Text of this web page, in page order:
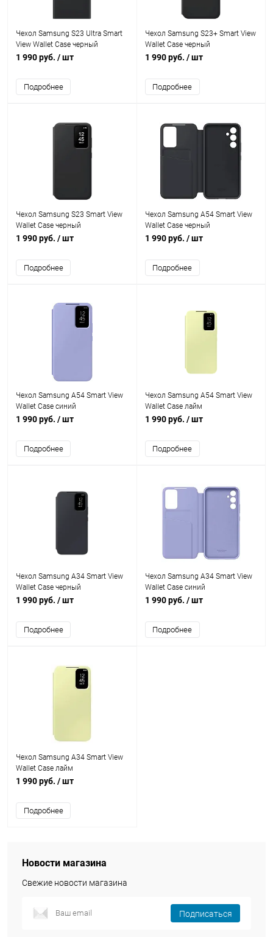
Чехол Samsung S23 Ultra Smart
View Wallet Case черный
1 990 руб. / шт
Подробнее
Чехол Samsung S23+ Smart View
Wallet Case черный
1 990 руб. / шт
Подробнее
Чехол Samsung S23 Smart View
Wallet Case черный
1 990 руб. / шт
Подробнее
Чехол Samsung A54 Smart View
Wallet Case черный
1 990 руб. / шт
Подробнее
Чехол Samsung A54 Smart View
Wallet Case синий
1 990 руб. / шт
Подробнее
Чехол Samsung A54 Smart View
Wallet Case лайм
1 990 руб. / шт
Подробнее
Чехол Samsung A34 Smart View
Wallet Case черный
1 990 руб. / шт
Подробнее
Чехол Samsung A34 Smart View
Wallet Case синий
1 990 руб. / шт
Подробнее
Чехол Samsung A34 Smart View
Wallet Case лайм
1 990 руб. / шт
Подробнее
Новости магазина
Свежие новости магазина
Подписаться